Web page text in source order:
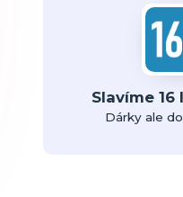
Slavíme
Dárky ale